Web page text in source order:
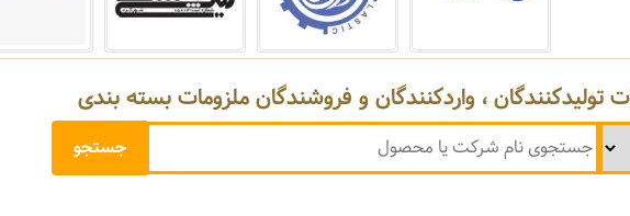
تولیدکنندگان ، واردکنندگان و فروشندگان ملزومات بسته بندی